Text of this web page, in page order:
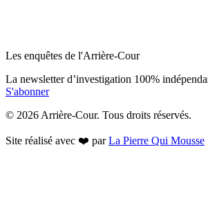
Les enquêtes de l'Arrière-Cour
La newsletter d’investigation 100%
S'abonner
© 2026 Arrière-Cour. Tous droits réservés.
Site réalisé avec ❤️ parLa Pierre Qui Mousse